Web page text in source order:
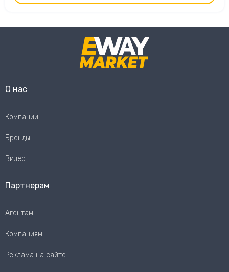
О нас
Компании
Бренды
Видео
Партнерам
Агентам
Компаниям
Реклама на сайте